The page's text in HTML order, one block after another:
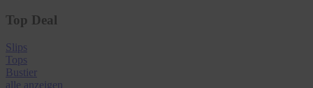
Top Deal
Slips
Tops
Bustier
alle anzeigen